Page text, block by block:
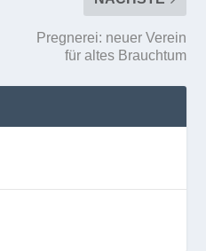
Pregnerei: neuer Verein
für altes Brauchtum